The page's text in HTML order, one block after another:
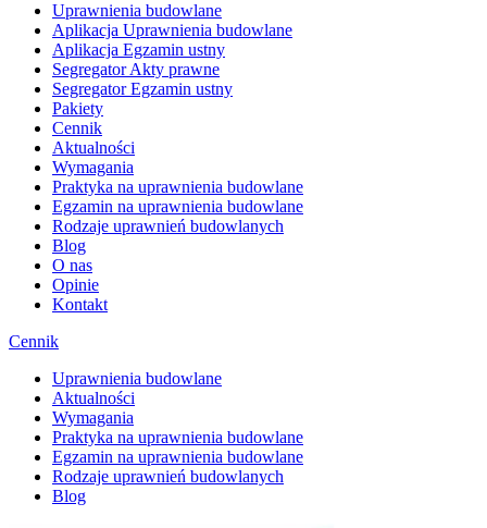
Uprawnienia budowlane
Aplikacja Uprawnienia budowlane
Aplikacja Egzamin ustny
Segregator Akty prawne
Segregator Egzamin ustny
Pakiety
Cennik
Aktualności
Wymagania
Praktyka na uprawnienia budowlane
Egzamin na uprawnienia budowlane
Rodzaje uprawnień budowlanych
Blog
O nas
Opinie
Kontakt
Cennik
Uprawnienia budowlane
Aktualności
Wymagania
Praktyka na uprawnienia budowlane
Egzamin na uprawnienia budowlane
Rodzaje uprawnień budowlanych
Blog